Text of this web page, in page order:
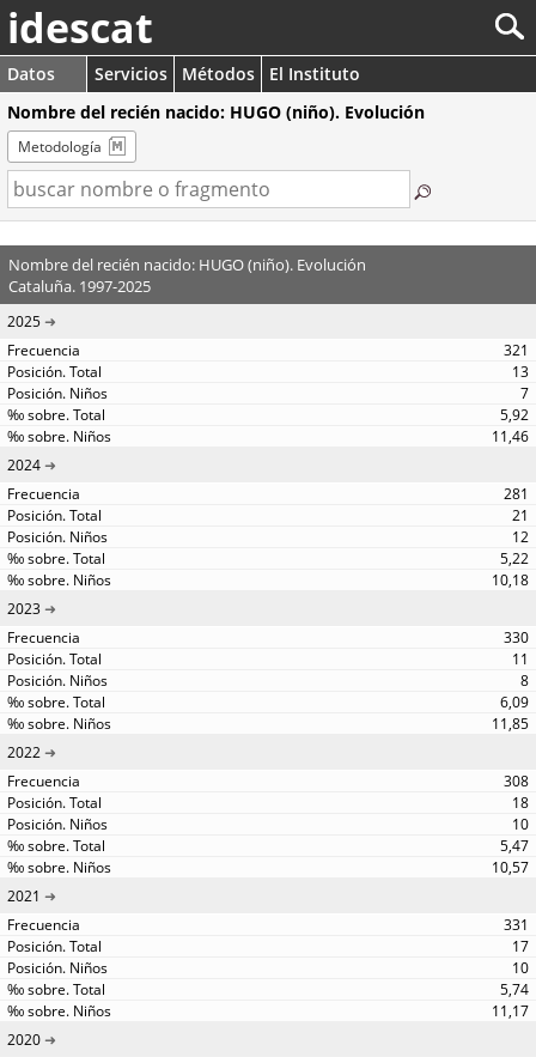
idescat
Datos Servicios Métodos
El Instituto
Nombre del recién nacido: HUGO (niño). Evolución
Metodología
Nombre del recién nacido: HUGO (niño). Evolución
Cataluña. 1997-2025
2025
321
13
7
5,92
11,46
2024
281
21
12
5,22
10,18
2023
330
11
8
6,09
11,85
2022
308
18
10
5,47
10,57
2021
331
17
10
5,74
11,17
2020